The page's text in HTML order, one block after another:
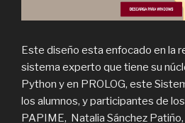
Este diseño esta enfocado en la
sistema experto que tiene su
Python y en PROLOG, este
los alumnos, y participantes de
PAPIME, Natalia Sánchez